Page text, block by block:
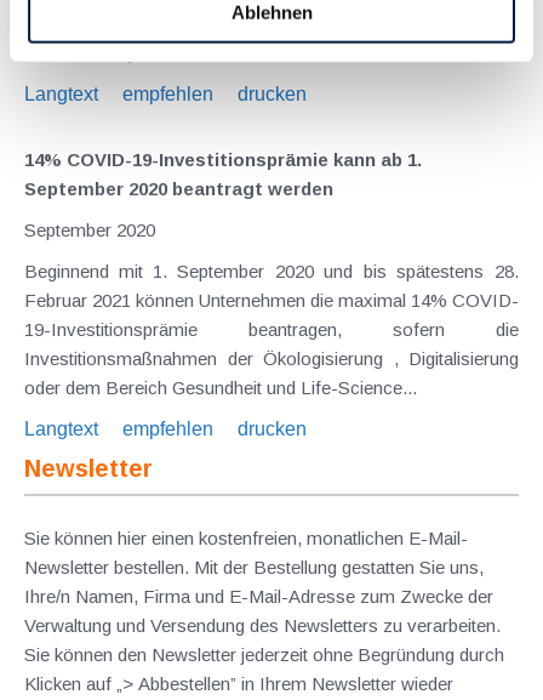
Ablehnen
Energiekostenzuschussgesetz - UEZG - bringen. Ziel ist die
Langtext
empfehlen drucken
14% COVID-19-Investitionsprämie kann ab 1.
September 2020 beantragt werden
September 2020
Beginnend mit 1. September 2020 und bis spätestens 28.
Februar 2021 können Unternehmen die maximal 14% COVID-
19-Investitionsprämie beantragen, sofern die
Investitionsmaßnahmen der Ökologisierung , Digitalisierung
oder dem Bereich Gesundheit und Life-Science...
Langtext
empfehlen drucken
Newsletter
Sie können hier einen kostenfreien, monatlichen E-Mail-
Newsletter bestellen. Mit der Bestellung gestatten Sie uns,
Ihre/n Namen, Firma und E-Mail-Adresse zum Zwecke der
Verwaltung und Versendung des Newsletters zu verarbeiten.
Sie können den Newsletter jederzeit ohne Begründung durch
Klicken auf „> Abbestellen” in Ihrem Newsletter wieder